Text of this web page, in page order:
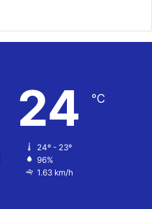
24 ℃
24º - 23º
96%
1.63 km/h